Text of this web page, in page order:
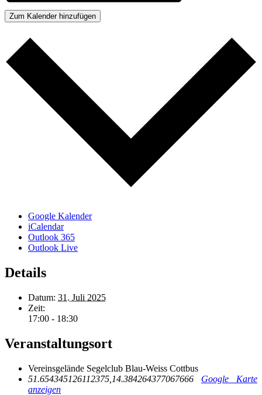
Zum Kalender hinzufügen
Google Kalender
iCalendar
Outlook 365
Outlook Live
Details
Datum: 31. Juli 2025
Zeit:
17:00 - 18:30
Veranstaltungsort
Vereinsgelände Segelclub Blau-Weiss Cottbus
51.654345126112375,14.384264377067666
Google Karte
anzeigen